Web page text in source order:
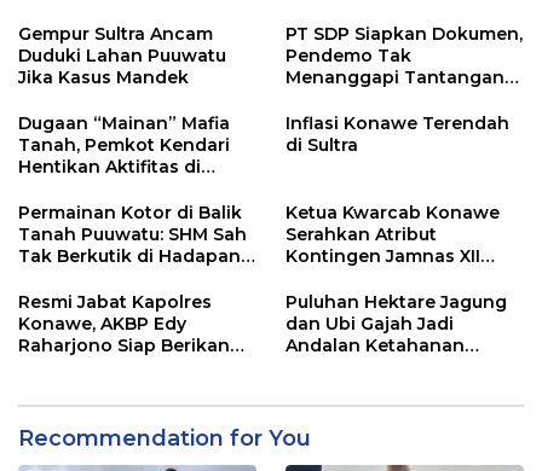
Kadin
Gempur Sultra Ancam
Duduki Lahan Puuwatu
Jika Kasus Mandek
PT SDP Siapkan Dokumen,
Pendemo Tak
Menanggapi Tantangan
Dugaan “Mainan” Mafia
Tanah, Pemkot Kendari
Hentikan Aktifitas di
Inflasi Konawe Terendah
di Sultra
Permainan Kotor di Balik
Tanah Puuwatu: SHM Sah
Tak Berkutik di Hadapan
Ketua Kwarcab Konawe
Serahkan Atribut
Kontingen Jamnas XII
Resmi Jabat Kapolres
Konawe, AKBP Edy
Raharjono Siap Berikan
Puluhan Hektare Jagung
dan Ubi Gajah Jadi
Andalan Ketahanan
Recommendation for You